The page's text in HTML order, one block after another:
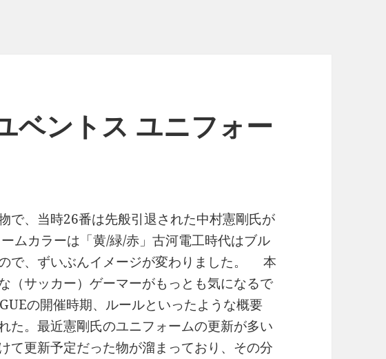
ベントス ユニフォー
で、当時26番は先般引退された中村憲剛氏が
ムカラーは「黄/緑/赤」古河電工時代はブル
で、ずいぶんイメージが変わりました。 本
（サッカー）ゲーマーがもっとも気になるで
の開催時期、ルールといったような概要
た。最近憲剛氏のユニフォームの更新が多い
て更新予定だった物が溜まっており、その分